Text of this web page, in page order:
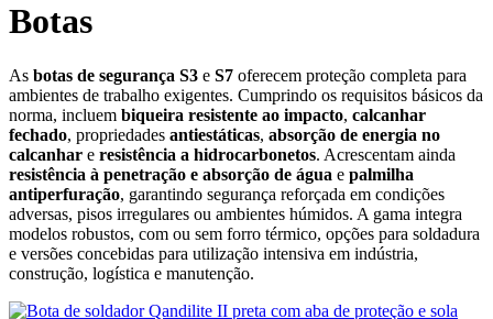
Botas
As botas de segurança S3 e S7 oferecem proteção completa para
ambientes de trabalho exigentes. Cumprindo os requisitos básicos da
norma, incluem biqueira resistente ao impacto, calcanhar
fechado, propriedades antiestáticas, absorção de energia no
calcanhar e resistência a hidrocarbonetos. Acrescentam ainda
resistência à penetração e absorção de água e palmilha
antiperfuração, garantindo segurança reforçada em condições
adversas, pisos irregulares ou ambientes húmidos. A gama integra
modelos robustos, com ou sem forro térmico, opções para soldadura
e versões concebidas para utilização intensiva em indústria,
construção, logística e manutenção.